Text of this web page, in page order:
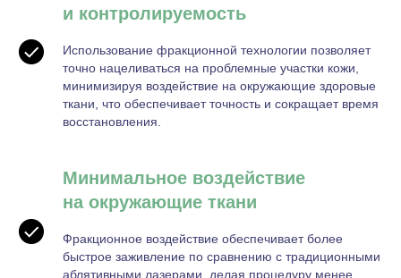
и контролируемость
Использование фракционной технологии позволяет
точно нацеливаться на проблемные участки кожи,
минимизируя воздействие на окружающие здоровые
ткани, что обеспечивает точность и сокращает время
восстановления.
Минимальное воздействие
на окружающие ткани
Фракционное воздействие обеспечивает более
быстрое заживление по сравнению с традиционными
аблятивными лазерами, делая процедуру менее